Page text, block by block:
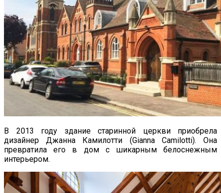
В 2013 году здание старинной церкви приобрела
дизайнер Джанна Камилотти (Gianna Camilotti). Она
превратила его в дом с шикарным белоснежным
интерьером.